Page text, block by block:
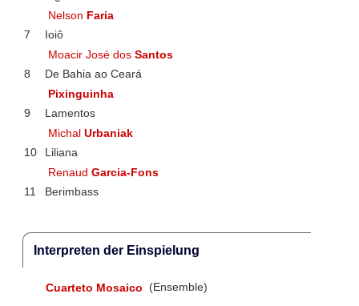
Nelson Faria
7
Ioiô
Moacir José dosSantos
8
De Bahia ao Ceará
Pixinguinha
9
Lamentos
MichalUrbaniak
10
Liliana
RenaudGarcia-Fons
11
Berimbass
Interpreten der Einspielung
Cuarteto Mosaico (Ensemble)